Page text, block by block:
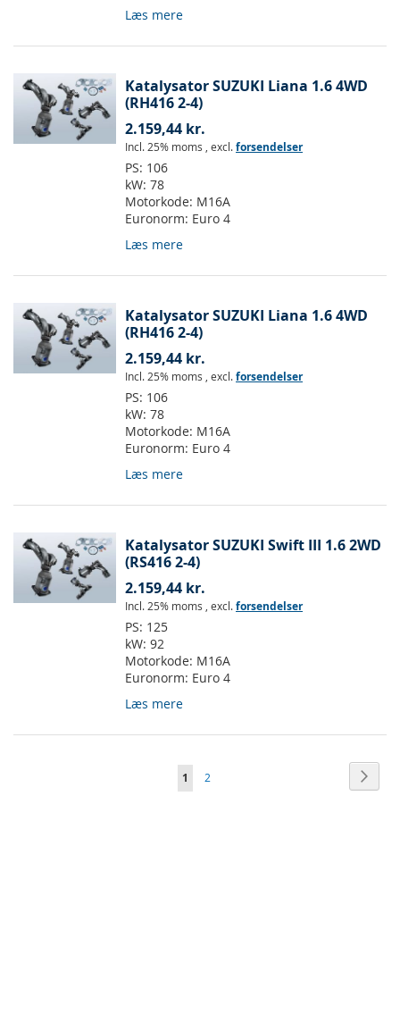
Læs mere
Katalysator SUZUKI Liana 1.6 4WD
(RH416 2-4)
2.159,44 kr.
Incl. 25% moms , excl.forsendelser
PS: 106
kW: 78
Motorkode: M16A
Euronorm: Euro 4
Læs mere
Katalysator SUZUKI Liana 1.6 4WD
(RH416 2-4)
2.159,44 kr.
Incl. 25% moms , excl.forsendelser
PS: 106
kW: 78
Motorkode: M16A
Euronorm: Euro 4
Læs mere
Katalysator SUZUKI Swift III 1.6 2WD
(RS416 2-4)
2.159,44 kr.
Incl. 25% moms , excl.forsendelser
PS: 125
kW: 92
Motorkode: M16A
Euronorm: Euro 4
Læs mere
Side
Du
1 Side
2